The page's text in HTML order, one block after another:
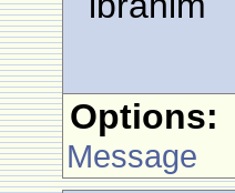
Options:
Message